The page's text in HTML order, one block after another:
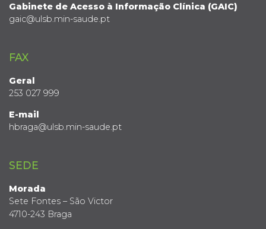
Gabinete de Acesso à Informação Clínica (GAIC)
gaic@ulsb.min-saude.pt
FAX
Geral
253 027 999
E-mail
hbraga@ulsb.min-saude.pt
SEDE
Morada
Sete Fontes – São Victor
4710-243 Braga